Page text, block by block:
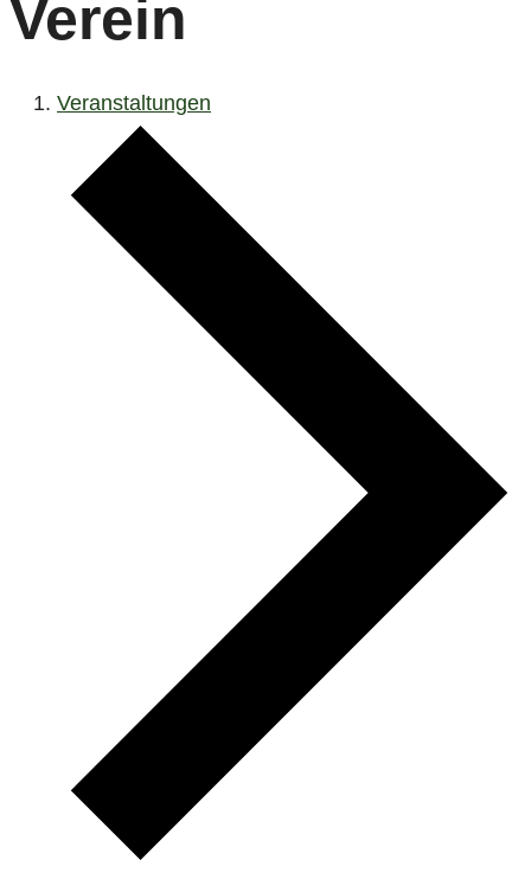
Verein
Veranstaltungen